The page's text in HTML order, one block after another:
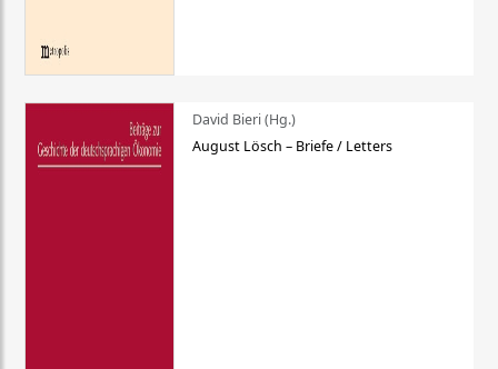
David Bieri (Hg.)
August Lösch – Briefe / Letters